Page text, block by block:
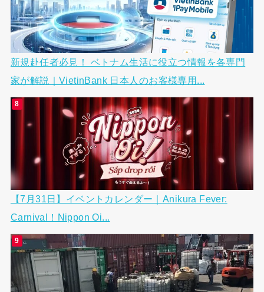
新規赴任者必見！ ベトナム生活に役立つ情報を各専門
家が解説｜VietinBank 日本人のお客様専用...
【7月31日】イベントカレンダー｜Anikura Fever:
Carnival！Nippon Oi...